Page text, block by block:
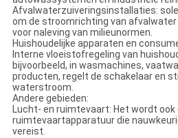
Afvalwaterzuiveringsinstallaties:
om de stroomrichting van
voor naleving van milieunormen.
Huishoudelijke apparaten en
Interne vloeistofregeling van
bijvoorbeeld, in wasmachines,
producten, regelt de schakelaar en
waterstroom.
Andere gebieden:
Lucht- en ruimtevaart: Het wordt ook
ruimtevaartapparatuur die
vereist.